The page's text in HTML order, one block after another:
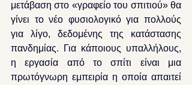
μετάβαση στο «γραφείο του σπιτιού» θα
γίνει το νέο φυσιολογικό για πολλούς
για λίγο, δεδομένης της κατάστασης
πανδημίας. Για κάποιους υπαλλήλους,
η εργασία από το σπίτι είναι μια
πρωτόγνωρη εμπειρία η οποία απαιτεί